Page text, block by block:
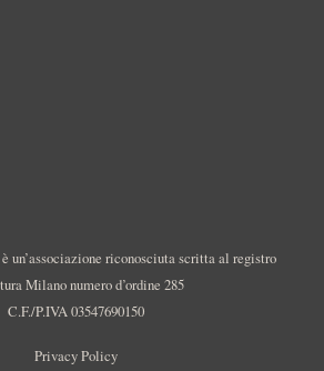
un’associazione riconosciuta scritta al registro
Milano numero d’ordine 285
C.F./P.IVA 03547690150
Privacy Policy